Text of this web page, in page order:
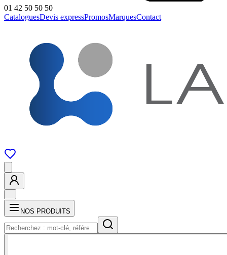
01 42 50 50 50
CataloguesDevis expressPromosMarquesContact
NOS PRODUITS